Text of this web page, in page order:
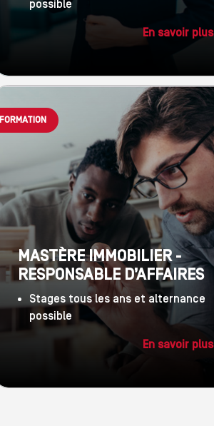
possible
En savoir plus
MASTÈRE IMMOBILIER -
RESPONSABLE D’AFFAIRES
Stages tous les ans et alternance
possible
En savoir plus
FORMATION